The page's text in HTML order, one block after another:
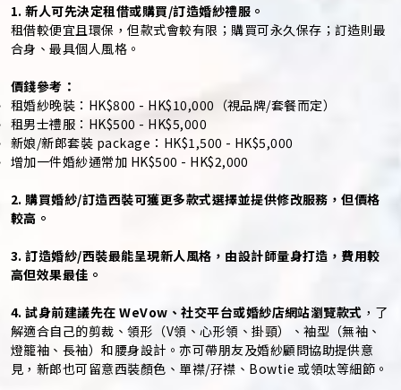
1. 新人可先決定租借或購買/訂造婚紗禮服。
租借較便宜且環保，但款式會較有限；購買可永久保存；訂造則最
合身、最具個人風格。
價錢參考：
租婚紗晚裝：HK$800 - HK$10,000（視品牌/套餐而定）
租男士禮服：HK$500 - HK$5,000
新娘/新郎套裝 package：HK$1,500 - HK$5,000
增加一件婚紗通常加 HK$500 - HK$2,000
2. 購買婚紗/訂造西裝可獲更多款式選擇並提供修改服務，但價格
較高。
3. 訂造婚紗/西裝最能呈現新人風格，由設計師量身打造，費用較
高但效果最佳。
4. 試身前建議先在 WeVow、社交平台或婚紗店網站瀏覽款式 ，了
解適合自己的剪裁、領形（V領、心形領、掛頸）、袖型（無袖、
燈籠袖、長袖）和腰身設計。亦可帶朋友及婚紗顧問協助提供意
見，新郎也可留意西裝顏色、單襟/孖襟、Bowtie 或領呔等細節。